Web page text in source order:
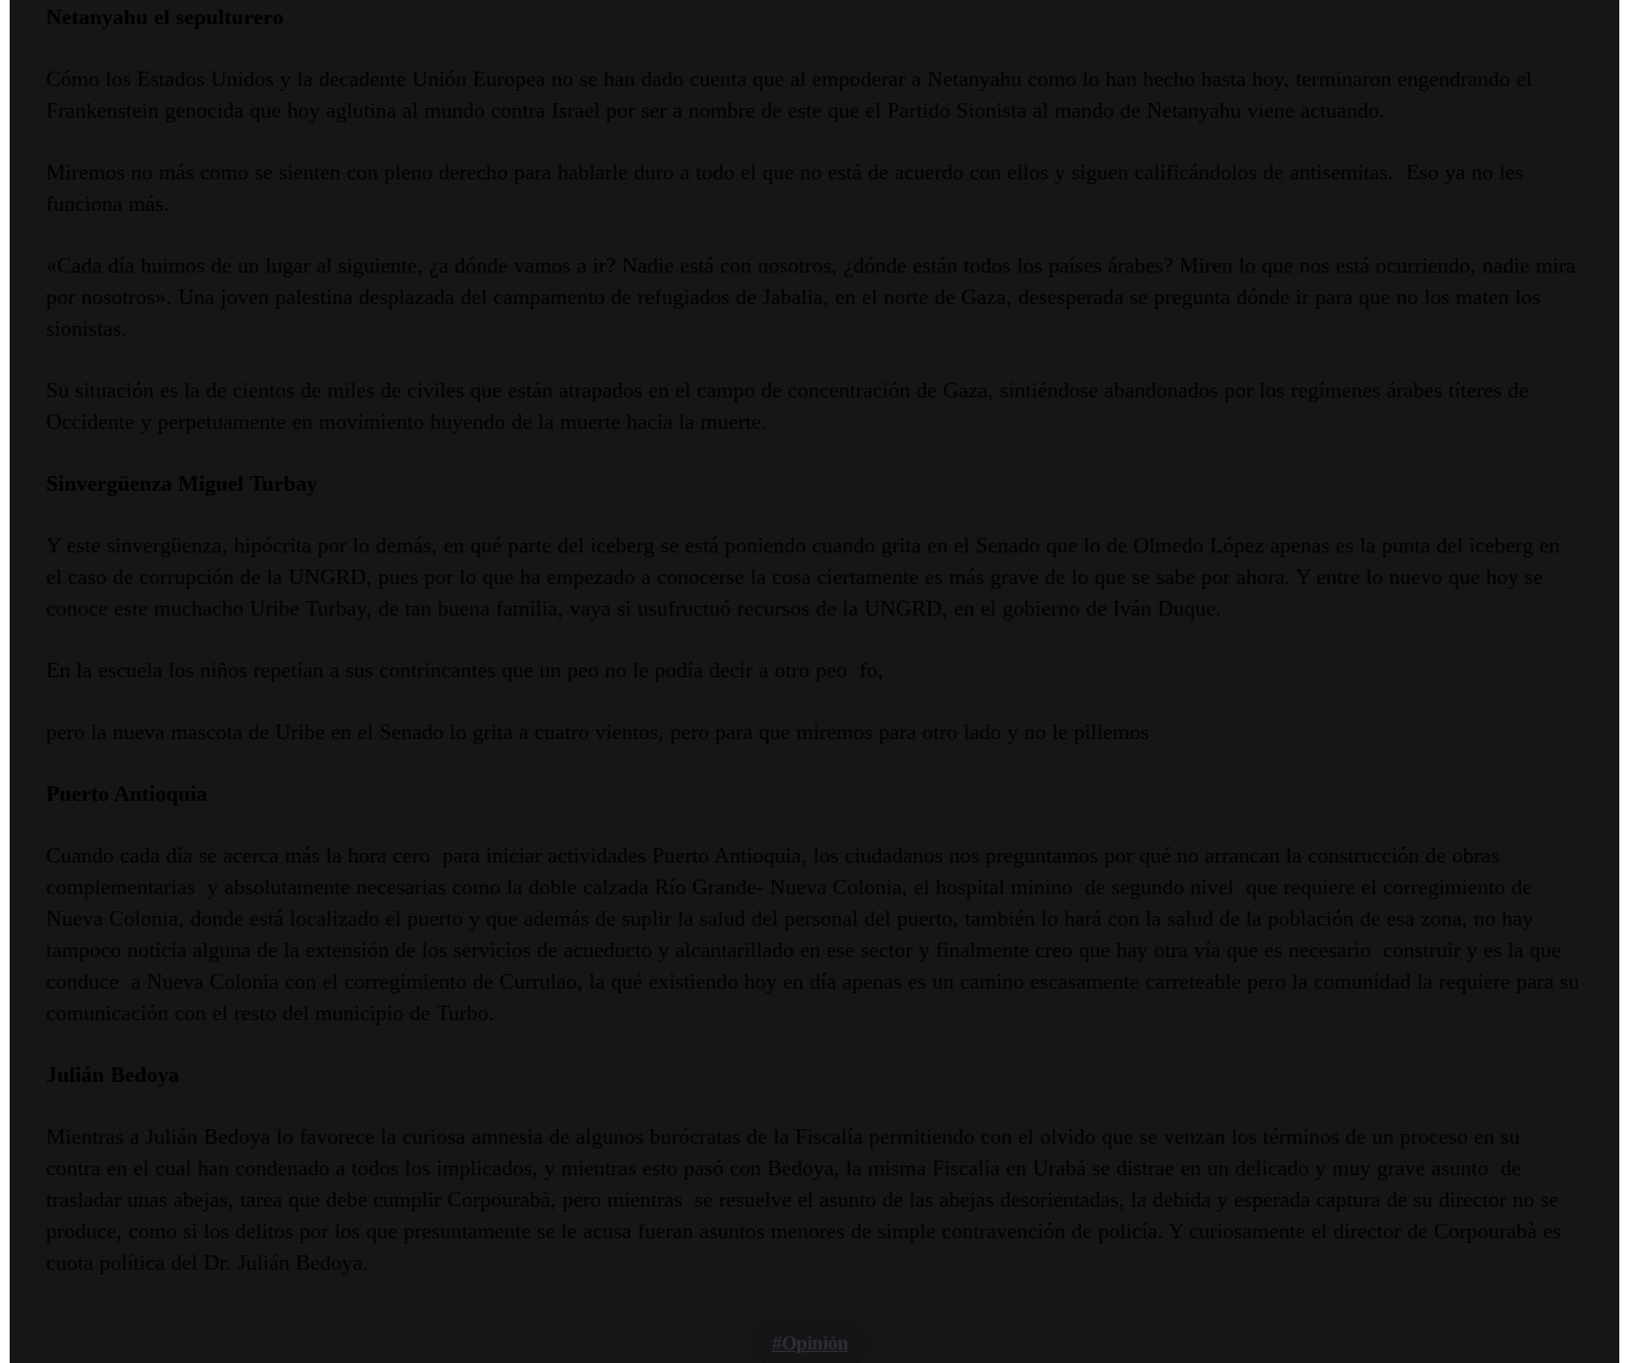
Netanyahu el sepulturero
Cómo los Estados Unidos y la decadente Unión Europea no se han dado cuenta que al empoderar a Netanyahu como lo han hecho hasta hoy, terminaron engendrando el
Frankenstein genocida que hoy aglutina al mundo contra Israel por ser a nombre de este que el Partido Sionista al mando de Netanyahu viene actuando.
Miremos no más como se sienten con pleno derecho para hablarle duro a todo el que no está de acuerdo con ellos y siguen calificándolos de antisemitas. Eso ya no les
funciona más.
«Cada día huimos de un lugar al siguiente, ¿a dónde vamos a ir? Nadie está con nosotros, ¿dónde están todos los países árabes? Miren lo que nos está ocurriendo, nadie mira
por nosotros». Una joven palestina desplazada del campamento de refugiados de Jabalia, en el norte de Gaza, desesperada se pregunta dónde ir para que no los maten los
sionistas.
Su situación es la de cientos de miles de civiles que están atrapados en el campo de concentración de Gaza, sintiéndose abandonados por los regímenes árabes títeres de
Occidente y perpetuamente en movimiento huyendo de la muerte hacia la muerte.
Sinvergüenza Miguel Turbay
Y este sinvergüenza, hipócrita por lo demás, en qué parte del iceberg se está poniendo cuando grita en el Senado que lo de Olmedo López apenas es la punta del iceberg en
el caso de corrupción de la UNGRD, pues por lo que ha empezado a conocerse la cosa ciertamente es más grave de lo que se sabe por ahora. Y entre lo nuevo que hoy se
conoce este muchacho Uribe Turbay, de tan buena familia, vaya si usufructuó recursos de la UNGRD, en el gobierno de Iván Duque.
En la escuela los niños repetían a sus contrincantes que un peo no le podía decir a otro peo fo,
pero la nueva mascota de Uribe en el Senado lo grita a cuatro vientos, pero para que miremos para otro lado y no le pillemos
Puerto Antioquia
Cuando cada día se acerca más la hora cero para iniciar actividades Puerto Antioquia, los ciudadanos nos preguntamos por qué no arrancan la construcción de obras
complementarias y absolutamente necesarias como la doble calzada Río Grande- Nueva Colonia, el hospital minino de segundo nivel que requiere el corregimiento de
Nueva Colonia, donde está localizado el puerto y que además de suplir la salud del personal del puerto, también lo hará con la salud de la población de esa zona, no hay
tampoco noticia alguna de la extensión de los servicios de acueducto y alcantarillado en ese sector y finalmente creo que hay otra vía que es necesario construir y es la que
conduce a Nueva Colonia con el corregimiento de Currulao, la qué existiendo hoy en día apenas es un camino escasamente carreteable pero la comunidad la requiere para su
comunicación con el resto del municipio de Turbo.
Julián Bedoya
Mientras a Julián Bedoya lo favorece la curiosa amnesia de algunos burócratas de la Fiscalía permitiendo con el olvido que se venzan los términos de un proceso en su
contra en el cual han condenado a todos los implicados, y mientras esto pasó con Bedoya, la misma Fiscalía en Urabá se distrae en un delicado y muy grave asunto de
trasladar unas abejas, tarea que debe cumplir Corpourabà, pero mientras se resuelve el asunto de las abejas desorientadas, la debida y esperada captura de su director no se
produce, como si los delitos por los que presuntamente se le acusa fueran asuntos menores de simple contravención de policía. Y curiosamente el director de Corpourabà es
cuota política del Dr. Julián Bedoya.
Opinión